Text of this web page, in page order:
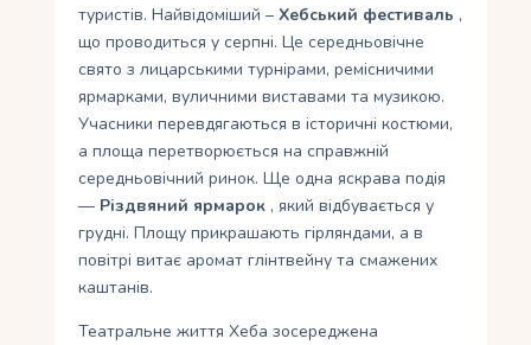
туристів. Найвідоміший –Хебський фестиваль ,
що проводиться у серпні. Це середньовічне
свято з лицарськими турнірами, ремісничими
ярмарками, вуличними виставами та музикою.
Учасники перевдягаються в історичні костюми,
а площа перетворюється на справжній
середньовічний ринок. Ще одна яскрава подія
— Різдвяний ярмарок , який відбувається у
грудні. Площу прикрашають гірляндами, а в
повітрі витає аромат глінтвейну та смажених
каштанів.
Театральне життя Хеба зосереджена